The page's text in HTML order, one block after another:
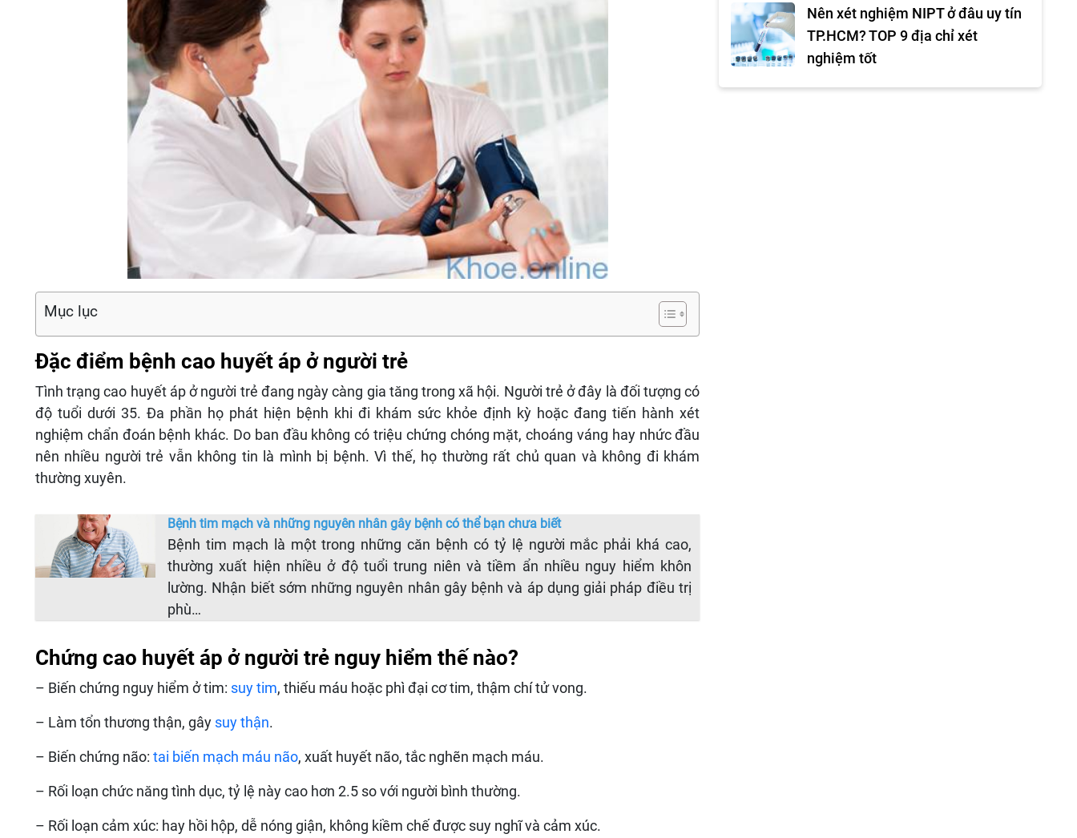
Mục lục
Đặc điểm bệnh cao huyết áp ở người trẻ
Tình trạng cao huyết áp ở người trẻ đang ngày càng gia tăng trong xã hội. Người trẻ ở đây là đối tượng có
độ tuổi dưới 35. Đa phần họ phát hiện bệnh khi đi khám sức khỏe định kỳ hoặc đang tiến hành xét
nghiệm chẩn đoán bệnh khác. Do ban đầu không có triệu chứng chóng mặt, choáng váng hay nhức đầu
nên nhiều người trẻ vẫn không tin là mình bị bệnh. Vì thế, họ thường rất chủ quan và không đi khám
thường xuyên.
Bệnh tim mạch và những nguyên nhân gây bệnh có thể bạn chưa biết
Bệnh tim mạch là một trong những căn bệnh có tỷ lệ người mắc phải khá cao,
thường xuất hiện nhiều ở độ tuổi trung niên và tiềm ẩn nhiều nguy hiểm khôn
lường. Nhận biết sớm những nguyên nhân gây bệnh và áp dụng giải pháp điều trị
phù…
Chứng cao huyết áp ở người trẻ nguy hiểm thế nào?
– Biến chứng nguy hiểm ở tim: suy tim, thiếu máu hoặc phì đại cơ tim, thậm chí tử vong.
– Làm tổn thương thận, gây suy thận.
– Biến chứng não: tai biến mạch máu não, xuất huyết não, tắc nghẽn mạch máu.
– Rối loạn chức năng tình dục, tỷ lệ này cao hơn 2.5 so với người bình thường.
– Rối loạn cảm xúc: hay hồi hộp, dễ nóng giận, không kiềm chế được suy nghĩ và cảm xúc.
Nên xét nghiệm NIPT ở đâu uy tín
TP.HCM? TOP 9 địa chỉ xét
nghiệm tốt